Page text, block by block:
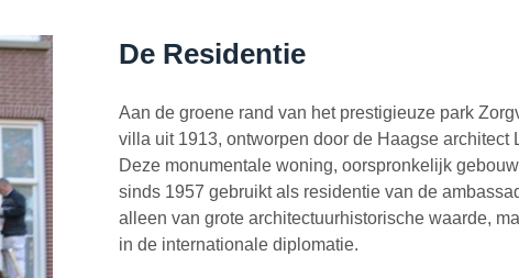
De Residentie
Aan de groene rand van het prestigieuze park
villa uit 1913, ontworpen door de Haagse architect
Deze monumentale woning, oorspronkelijk
sinds 1957 gebruikt als residentie van de
alleen van grote architectuurhistorische waarde,
in de internationale diplomatie.